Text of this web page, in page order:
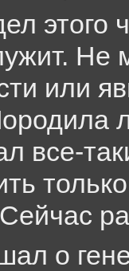
этого
Не
или
все-
о